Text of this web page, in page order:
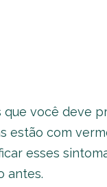
você deve
estão com
esses
antes.